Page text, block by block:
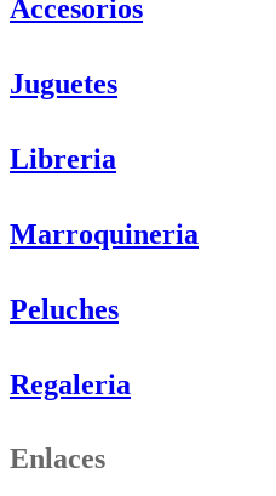
Accesorios
Juguetes
Libreria
Marroquineria
Peluches
Regaleria
Enlaces